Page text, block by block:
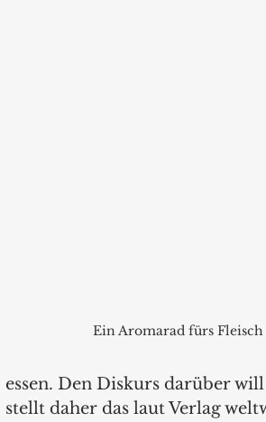
Ein Aromarad fürs
essen. Den Diskurs darüber
stellt daher das laut Verlag